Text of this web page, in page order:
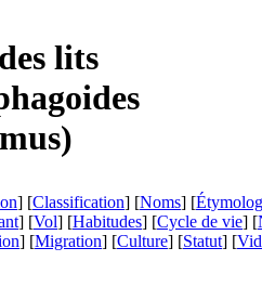
lits
)
] [Classification] [Noms] [
] [Vol] [Habitudes] [Cycle de vie] [
] [Migration] [Culture] [Statut] [